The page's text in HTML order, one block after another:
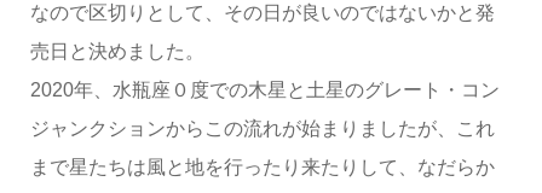
なので区切りとして、その日が良いのではないかと発
売日と決めました。
2020年、水瓶座０度での木星と土星のグレート・コン
ジャンクションからこの流れが始まりましたが、これ
まで星たちは風と地を行ったり来たりして、なだらか